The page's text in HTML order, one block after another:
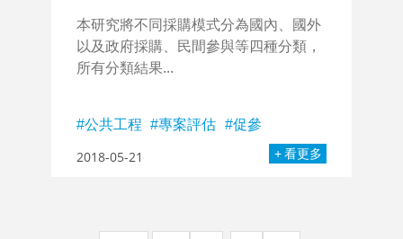
本研究將不同採購模式分為國內、國外
以及政府採購、民間參與等四種分類，
所有分類結果...
公共工程 專案評估 促參
2018-05-21 看更多